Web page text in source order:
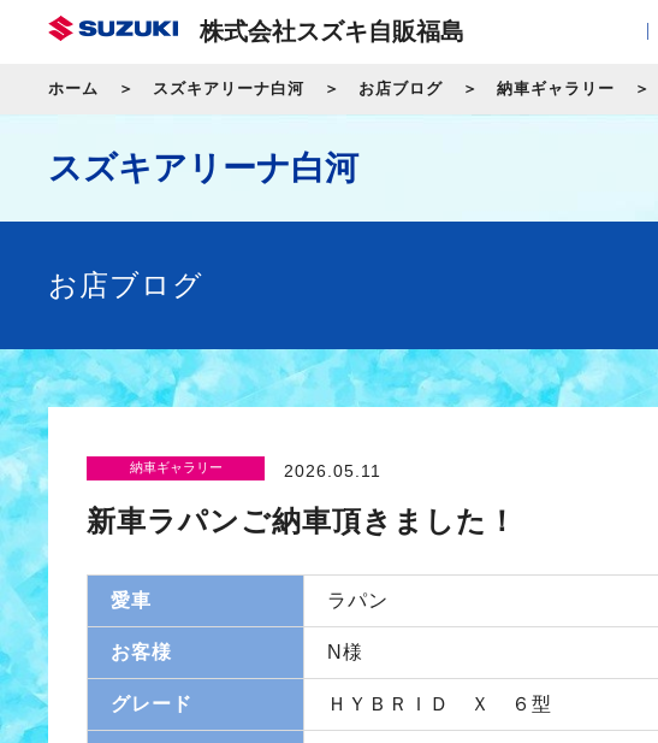
株式会社スズキ自販福島
ホーム スズキアリーナ白河 お店ブログ 納車ギャラリー
スズキアリーナ白河
お店ブログ
納車ギャラリー 2026.05.11
新車ラパンご納車頂きました！
愛車 ラパン
お客様 N様
グレード ＨＹＢＲＩＤ Ｘ ６型